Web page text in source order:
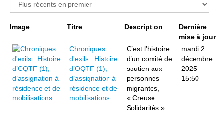
Image Titre Description
Dernière
mise à jour
Chroniques
d'exils : Histoire
d’OQTF (1),
d’assignation à
résidence et de
mobilisations
C’est l’histoire
d’un comité de
soutien aux
personnes
migrantes,
« Creuse
Solidarités »
mardi 2
décembre
2025
15:50